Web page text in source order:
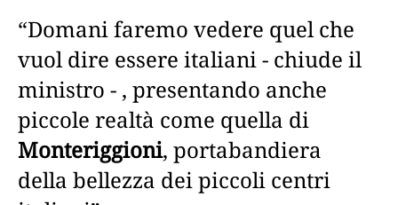
“Domani faremo vedere quel che
vuol dire essere italiani - chiude il
ministro - , presentando anche
piccole realtà come quella di
Monteriggioni, portabandiera
della bellezza dei piccoli centri